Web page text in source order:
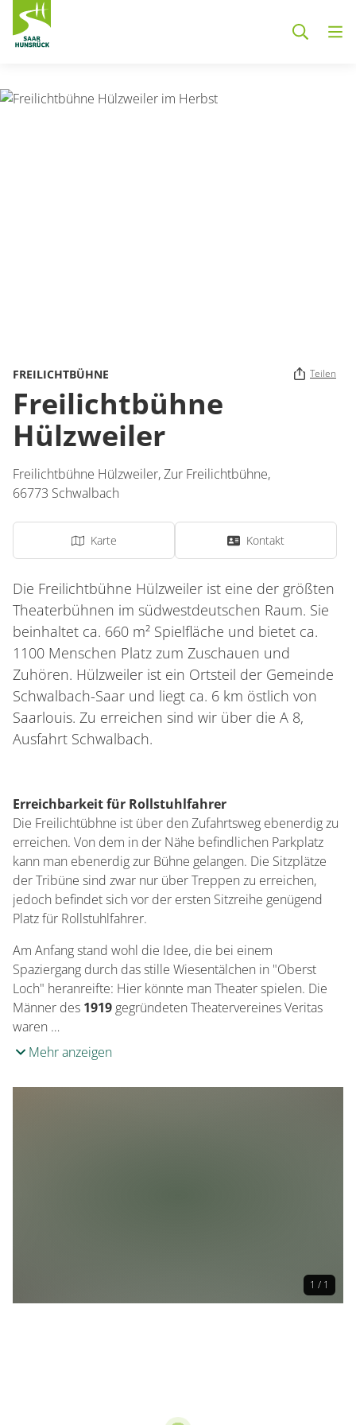
FREILICHTBÜHNE Teilen
Freilichtbühne
Hülzweiler
Freilichtbühne Hülzweiler,Zur Freilichtbühne,
66773 Schwalbach
Karte Kontakt
Die Freilichtbühne Hülzweiler ist eine der größten
Theaterbühnen im südwestdeutschen Raum. Sie
beinhaltet ca. 660 m² Spielfläche und bietet ca.
1100 Menschen Platz zum Zuschauen und
Zuhören. Hülzweiler ist ein Ortsteil der Gemeinde
Schwalbach-Saar und liegt ca. 6 km östlich von
Saarlouis. Zu erreichen sind wir über die A 8,
Ausfahrt Schwalbach.
Erreichbarkeit für Rollstuhlfahrer
Die Freilichtübhne ist über den Zufahrtsweg ebenerdig zu
erreichen. Von dem in der Nähe befindlichen Parkplatz
kann man ebenerdig zur Bühne gelangen. Die Sitzplätze
der Tribüne sind zwar nur über Treppen zu erreichen,
jedoch befindet sich vor der ersten Sitzreihe genügend
Platz für Rollstuhlfahrer.
Am Anfang stand wohl die Idee, die bei einem
Spaziergang durch das stille Wiesentälchen in "Oberst
Loch" heranreifte: Hier könnte man Theater spielen. Die
Männer des 1919 gegründeten Theatervereines Veritas
waren …
Mehr anzeigen
1 / 1